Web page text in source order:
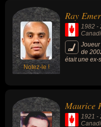
Notez-le !
Ray
1982 -
de
était une ex-
Maurice
1921 -